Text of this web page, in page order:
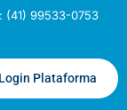
(41) 99533-0753
Login Plataforma